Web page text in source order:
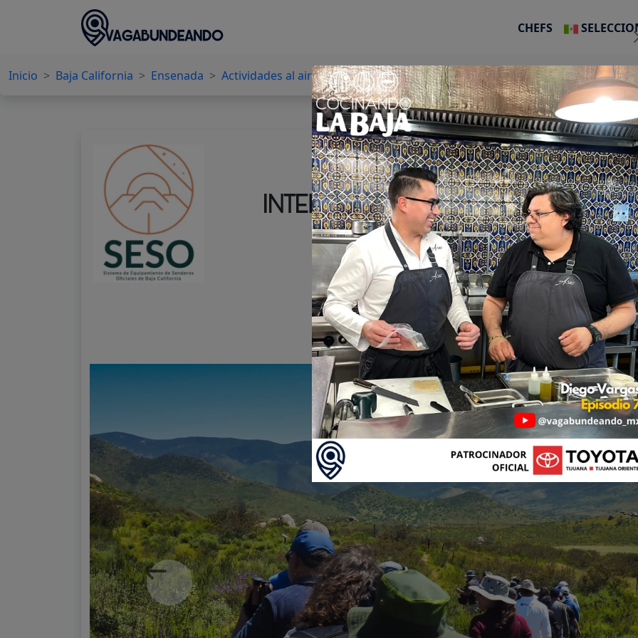
CHEFS
Inicio Baja California Ensenada Actividades al aire libre Senderismo Sendero BC-6: Sendero
SENDERO BC-6: SENDERO
INTERPRETATIVO "MAT KIñUSH"
BONITA)
Abierto 24 horas
Previous